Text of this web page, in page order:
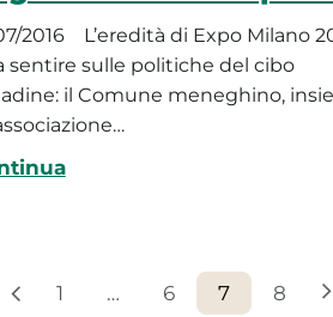
2016
L’eredità di Expo Milano
sentire sulle politiche del cibo
il Comune meneghino,
1 … 6 7 8